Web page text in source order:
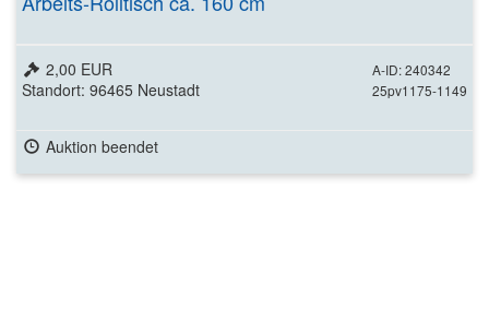
A-ID: 240342
25pv1175-1149
2,00 EUR
Standort: 96465 Neustadt
Auktion beendet